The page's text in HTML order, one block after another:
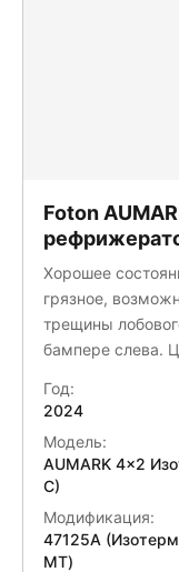
Foton
Хорошее
грязное,
трещины
бампере слева.
портале задних
Сломана правая
царапины внутри
крышка
деформирован.
Год:
2024
Модель:
AUMARK 4x2
С)
Модификация:
47125A
МТ)